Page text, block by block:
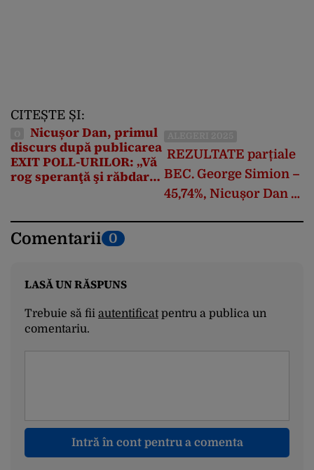
CITEȘTE ȘI:
Nicușor Dan, primul
discurs după publicarea
EXIT POLL-URILOR: „Vă
rog speranţă şi răbdare,
REZULTATE parțiale
BEC. George Simion –
45,74%, Nicușor Dan –
Comentarii 0
LASĂ UN RĂSPUNS
Trebuie să fii autentificatpentru a publica un
comentariu.
Intră în cont pentru a comenta